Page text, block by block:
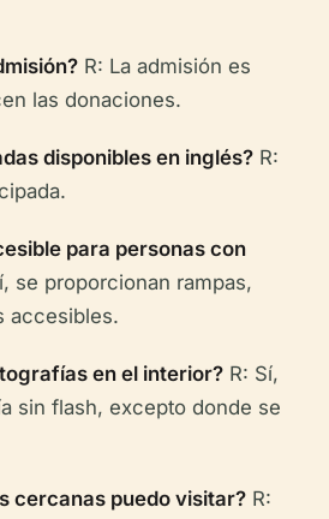
R: La admisión es
las donaciones.
disponibles en inglés? R:
para personas con
se proporcionan rampas,
accesibles.
en el interior? R: Sí,
sin flash, excepto donde se
cercanas puedo visitar? R: